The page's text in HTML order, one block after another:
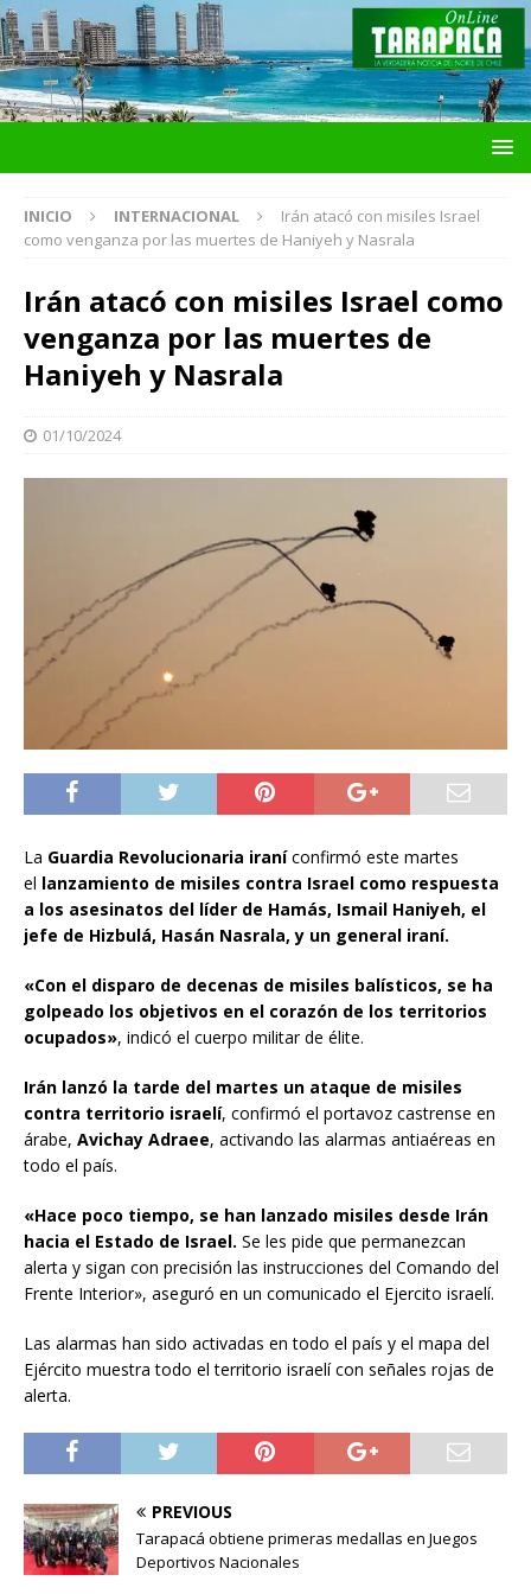
INICIO INTERNACIONAL
Irán atacó con misiles Israel
como venganza por las muertes de Haniyeh y Nasrala
Irán atacó con misiles Israel como
venganza por las muertes de
Haniyeh y Nasrala
01/10/2024
La Guardia Revolucionaria iraníconfirmó este martes
el lanzamiento de misiles contra Israel como respuesta
a los asesinatos del líder de Hamás, Ismail Haniyeh, el
jefe de Hizbulá, Hasán Nasrala, y un general iraní.
«Con el disparo de decenas de misiles balísticos, se ha
golpeado los objetivos en el corazón de los territorios
ocupados», indicó el cuerpo militar de élite.
Irán lanzó la tarde del martes un ataque de misiles
contra territorio israelí, confirmó el portavoz castrense en
árabe, Avichay Adraee, activando las alarmas antiaéreas en
todo el país.
«Hace poco tiempo, se han lanzado misiles desde Irán
hacia el Estado de Israel. Se les pide que permanezcan
alerta y sigan con precisión las instrucciones del Comando del
Frente Interior», aseguró en un comunicado el Ejercito israelí.
Las alarmas han sido activadas en todo el país y el mapa del
Ejército muestra todo el territorio israelí con señales rojas de
alerta.
PREVIOUS
Tarapacá obtiene primeras medallas en Juegos
Deportivos Nacionales